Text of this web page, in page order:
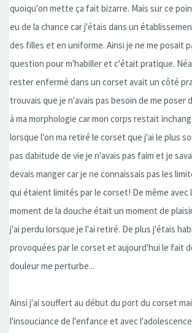
quoiqu'on mette ça fait bizarre. Mais sur ce
eu de la chance car j'étais dans un
des filles et en uniforme. Ainsi je ne me posait
question pour m'habiller et c'était pratique.
rester enfermé dans un corset avait un côté
trouvais que je n'avais pas besoin de me poser
à ma morphologie car mon corps restait
lorsque l'on ma retiré le corset que j'ai le plus
pas dabitude de vie je n'avais pas faim et je
devais manger car je ne connaissais pas les
qui étaient limités par le corset! De même avec
moment de la douche était un moment de
j'ai perdu lorsque je l'ai retiré. De plus j'étais
provoquées par le corset et aujourd'hui le fait
douleur me perturbe...
Ainsi j'ai souffert au début du port du corset
l'insouciance de l'enfance et avec